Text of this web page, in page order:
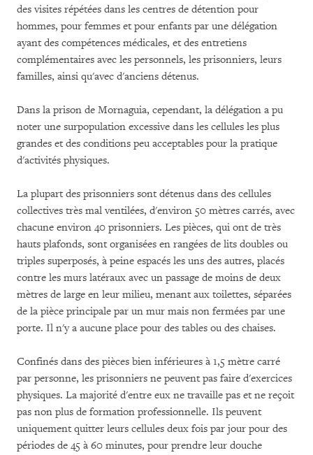
des visites répétées dans les centres de détention pour
hommes, pour femmes et pour enfants par une délégation
ayant des compétences médicales, et des entretiens
complémentaires avec les personnels, les prisonniers, leurs
familles, ainsi qu'avec d'anciens détenus.
Dans la prison de Mornaguia, cependant, la délégation a pu
noter une surpopulation excessive dans les cellules les plus
grandes et des conditions peu acceptables pour la pratique
d'activités physiques.
La plupart des prisonniers sont détenus dans des cellules
collectives très mal ventilées, d'environ 50 mètres carrés, avec
chacune environ 40 prisonniers. Les pièces, qui ont de très
hauts plafonds, sont organisées en rangées de lits doubles ou
triples superposés, à peine espacés les uns des autres, placés
contre les murs latéraux avec un passage de moins de deux
mètres de large en leur milieu, menant aux toilettes, séparées
de la pièce principale par un mur mais non fermées par une
porte. Il n'y a aucune place pour des tables ou des chaises.
Confinés dans des pièces bien inférieures à 1,5 mètre carré
par personne, les prisonniers ne peuvent pas faire d'exercices
physiques. La majorité d'entre eux ne travaille pas et ne reçoit
pas non plus de formation professionnelle. Ils peuvent
uniquement quitter leurs cellules deux fois par jour pour des
périodes de 45 à 60 minutes, pour prendre leur douche